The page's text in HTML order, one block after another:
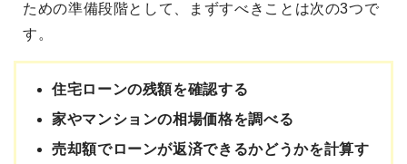
ための準備段階として、まずすべきことは次の3つで
す。
住宅ローンの残額を確認する
家やマンションの相場価格を調べる
売却額でローンが返済できるかどうかを計算す